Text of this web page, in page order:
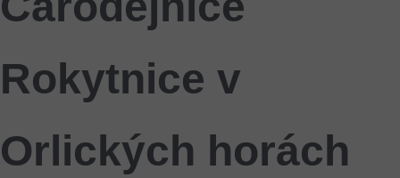
Rokytnice v
Orlických horách